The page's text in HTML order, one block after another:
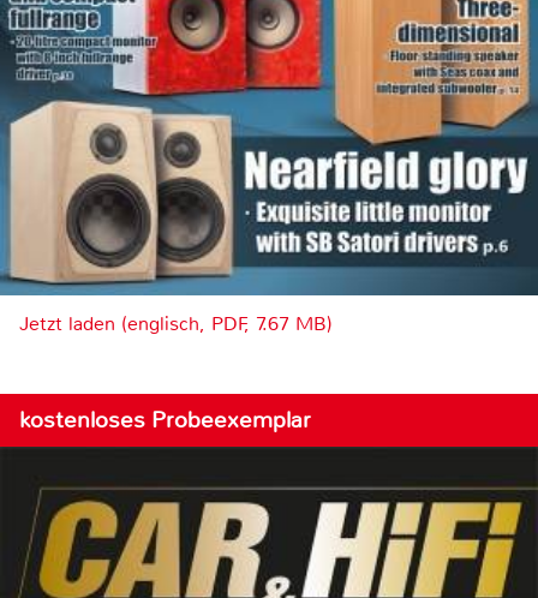
Jetzt laden (englisch, PDF, 7.67 MB)
kostenloses Probeexemplar